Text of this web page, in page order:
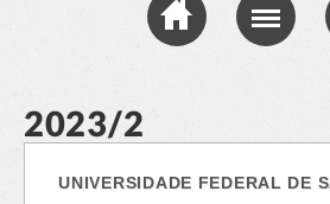
2023/2
UNIVERSIDADE FEDERAL DE